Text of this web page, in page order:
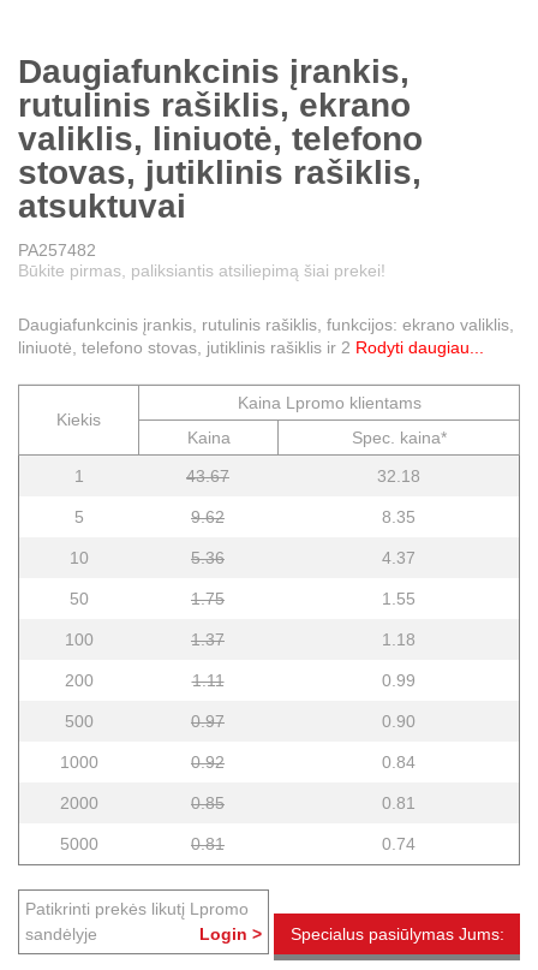
Daugiafunkcinis įrankis,
rutulinis rašiklis, ekrano
valiklis, liniuotė, telefono
stovas, jutiklinis rašiklis,
atsuktuvai
PA257482
Būkite pirmas, paliksiantis atsiliepimą šiai prekei!
Daugiafunkcinis įrankis, rutulinis rašiklis, funkcijos: ekrano valiklis,
liniuotė, telefono stovas, jutiklinis rašiklis ir 2 Rodyti daugiau...
Kiekis
Kaina Lpromo klientams
Kaina
Spec. kaina*
1
43.67 32.18
5 9.62 8.35
10 5.36 4.37
50 1.75 1.55
100 1.37 1.18
200 1.11 0.99
500 0.97 0.90
1000 0.92 0.84
2000 0.85 0.81
5000 0.81 0.74
Patikrinti prekės likutį Lpromo
sandėlyje
Login > Specialus pasiūlymas Jums: